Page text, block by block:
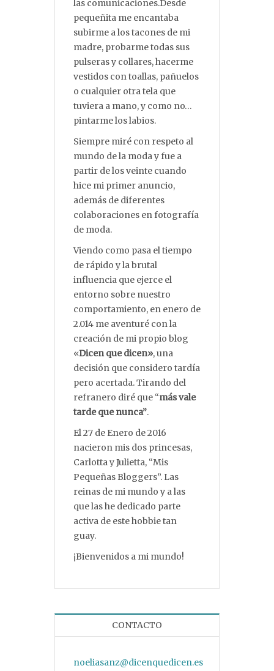
las comunicaciones.Desde
pequeñita me encantaba
subirme a los tacones de mi
madre, probarme todas sus
pulseras y collares, hacerme
vestidos con toallas, pañuelos
o cualquier otra tela que
tuviera a mano, y como no…
pintarme los labios.
Siempre miré con respeto al
mundo de la moda y fue a
partir de los veinte cuando
hice mi primer anuncio,
además de diferentes
colaboraciones en fotografía
de moda.
Viendo como pasa el tiempo
de rápido y la brutal
influencia que ejerce el
entorno sobre nuestro
comportamiento, en enero de
2.014 me aventuré con la
creación de mi propio blog
«Dicen que dicen», una
decisión que considero tardía
pero acertada. Tirando del
refranero diré que “más vale
tarde que nunca”.
El 27 de Enero de 2016
nacieron mis dos princesas,
Carlotta y Julietta, “Mis
Pequeñas Bloggers”. Las
reinas de mi mundo y a las
que las he dedicado parte
activa de este hobbie tan
guay.
¡Bienvenidos a mi mundo!
CONTACTO
noeliasanz@dicenquedicen.es